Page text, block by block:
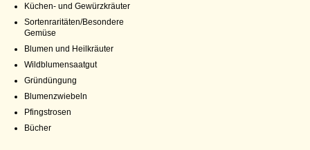
Küchen- und Gewürzkräuter
Sortenraritäten/Besondere
Gemüse
Blumen und Heilkräuter
Wildblumensaatgut
Gründüngung
Blumenzwiebeln
Pfingstrosen
Bücher